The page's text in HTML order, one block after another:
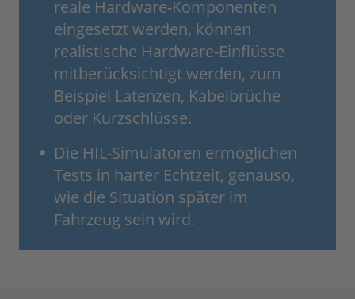
reale Hardware-Komponenten
eingesetzt werden, können
realistische Hardware-Einflüsse
mitberücksichtigt werden, zum
Beispiel Latenzen, Kabelbrüche
oder Kurzschlüsse.
Die HIL-Simulatoren ermöglichen
Tests in harter Echtzeit, genauso,
wie die Situation später im
Fahrzeug sein wird.